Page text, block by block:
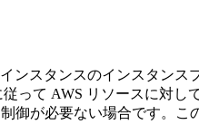
ンスタンスのインスタン
って AWS リソースに対し
御が必要ない場合です。こ